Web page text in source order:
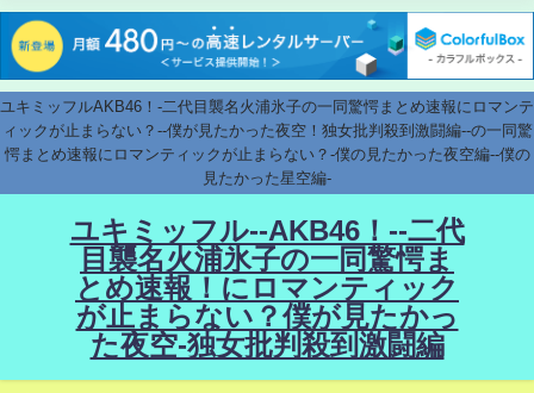
ユキミッフルAKB46！-二代目襲名火浦氷子の一同驚愕まとめ速報にロマンテ
ィックが止まらない？--僕が見たかった夜空！独女批判殺到激闘編--の一同驚
愕まとめ速報にロマンティックが止まらない？-僕の見たかった夜空編--僕の
見たかった星空編-
ユキミッフル--AKB46！--二代
目襲名火浦氷子の一同驚愕ま
とめ速報！にロマンティック
が止まらない？僕が見たかっ
た夜空-独女批判殺到激闘編